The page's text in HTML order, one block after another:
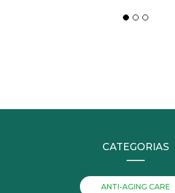
CATEGORIAS
ANTI-AGING CARE